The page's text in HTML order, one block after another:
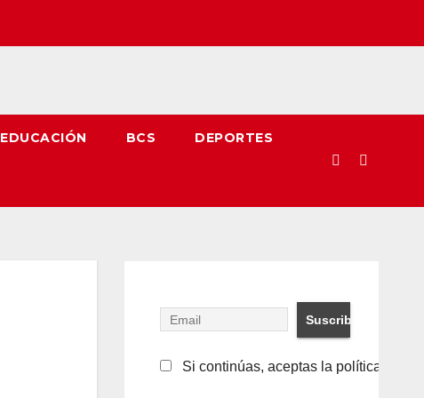
EDUCACIÓN BCS DEPORTES
Si continúas, aceptas la política de